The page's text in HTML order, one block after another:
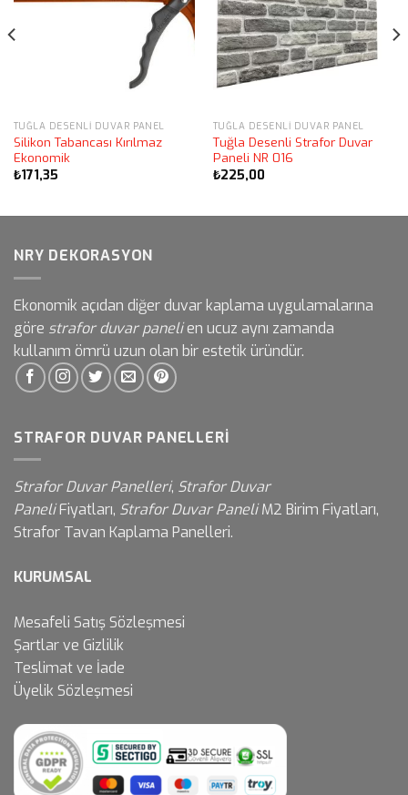
TUĞLA DESENLI DUVAR PANEL
Silikon Tabancası Kırılmaz
Ekonomik
₺171,35
TUĞLA DESENLI DUVAR PANEL
Tuğla Desenli Strafor Duvar
Paneli NR 016
₺225,00
NRY DEKORASYON
Ekonomik açıdan diğer duvar kaplama uygulamalarına
göre strafor duvar panelien ucuz aynı zamanda
kullanım ömrü uzun olan bir estetik üründür.
STRAFOR DUVAR PANELLERI
Strafor Duvar Panelleri, Strafor Duvar
PaneliFiyatları, Strafor Duvar PaneliM2 Birim Fiyatları,
Strafor Tavan Kaplama Panelleri.
KURUMSAL
Mesafeli Satış Sözleşmesi
Şartlar ve Gizlilik
Teslimat ve İade
Üyelik Sözleşmesi